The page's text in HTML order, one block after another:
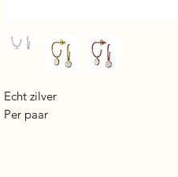
Echt zilver
Per paar